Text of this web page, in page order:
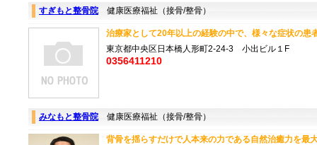
すぎもと整骨院 健康医療福祉（接骨/整骨）
治療家として20年以上の経験の中で、様々な症状の患
東京都中央区日本橋人形町2-24-3 小出ビル１F
0356411210
みなもと整骨院 健康医療福祉（接骨/整骨）
背骨を揺らすだけで人本来の力である自然治癒力を最